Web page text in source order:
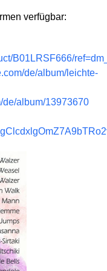
verfügbar:
B01LRSF666/
de/album/leichte-
de/album/13973670